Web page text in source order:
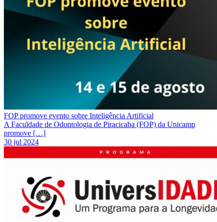
FOP promove evento sobre Inteligência Artificial
A Faculdade de Odontologia de Piracicaba (FOP) da Unicamp
promove […]
30 jul 2024